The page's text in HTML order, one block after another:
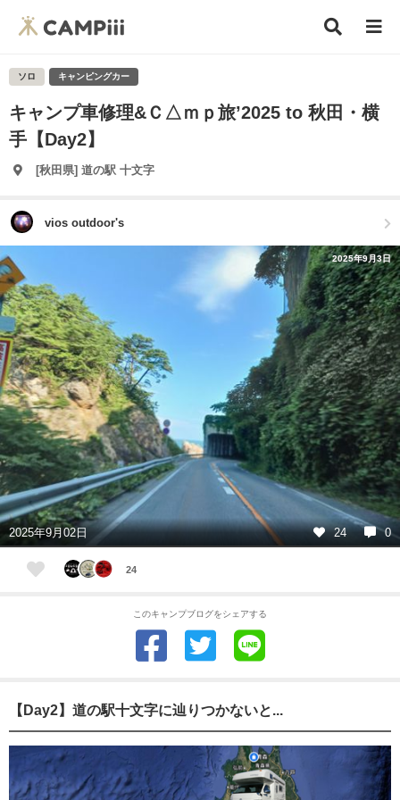
ソロ キャンピングカー
キャンプ車修理&Ｃ△ｍｐ旅’2025 to 秋田・横
手【Day2】
[秋田県] 道の駅 十文字
vios outdoor's
2025年9月3日
2025年9月02日 24 0
24
このキャンプブログをシェアする
【Day2】道の駅十文字に辿りつかないと...